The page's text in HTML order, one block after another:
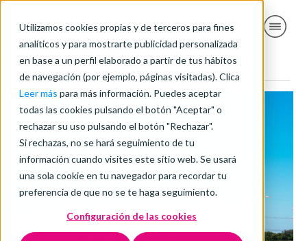
Utilizamos cookies propias y de terceros para fines
analíticos y para mostrarte publicidad personalizada
en base a un perfil elaborado a partir de tus hábitos
de navegación (por ejemplo, páginas visitadas). Clica
Leer más para más información. Puedes aceptar
todas las cookies pulsando el botón "Aceptar" o
rechazar su uso pulsando el botón "Rechazar".
Si rechazas, no se hará seguimiento de tu
información cuando visites este sitio web. Se usará
una sola cookie en tu navegador para recordar tu
preferencia de que no se te haga seguimiento.
Configuración de las cookies